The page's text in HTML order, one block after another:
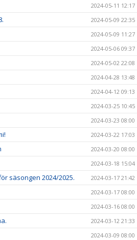
2024-05-11 12:17
2024-05-09 22:35
2024-05-09 11:27
2024-05-06 09:37
2024-05-02 22:08
2024-04-28 13:48
2024-04-12 09:13
2024-03-25 10:45
2024-03-23 08:00
2024-03-22 17:03
2024-03-20 08:00
2024-03-18 15:04
säsongen 2024/2025. 2024-03-17 21:42
2024-03-17 08:00
2024-03-16 08:00
2024-03-12 21:33
2024-03-09 08:00